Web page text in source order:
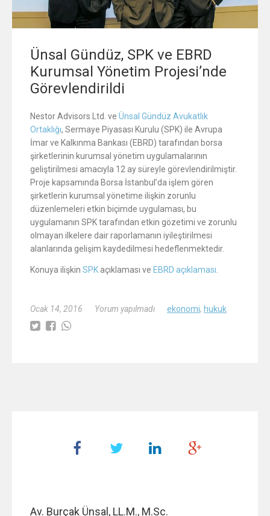
Ünsal Gündüz, SPK ve EBRD
Kurumsal Yönetim Projesi’nde
Görevlendirildi
Nestor Advisors Ltd. ve Ünsal Gündüz Avukatlık
Ortaklığı, Sermaye Piyasası Kurulu (SPK) ile Avrupa
İmar ve Kalkınma Bankası (EBRD) tarafından borsa
şirketlerinin kurumsal yönetim uygulamalarının
geliştirilmesi amacıyla 12 ay süreyle görevlendirilmiştir.
Proje kapsamında Borsa İstanbul’da işlem gören
şirketlerin kurumsal yönetime ilişkin zorunlu
düzenlemeleri etkin biçimde uygulaması, bu
uygulamanın SPK tarafından etkin gözetimi ve zorunlu
olmayan ilkelere dair raporlamanın iyileştirilmesi
alanlarında gelişim kaydedilmesi hedeflenmektedir.
Konuya ilişkin SPK açıklaması ve EBRD açıklaması
Ocak 14, 2016 Yorum yapılmadı ekonomi, hukuk
Av. Burçak Ünsal, LL.M., M.Sc.